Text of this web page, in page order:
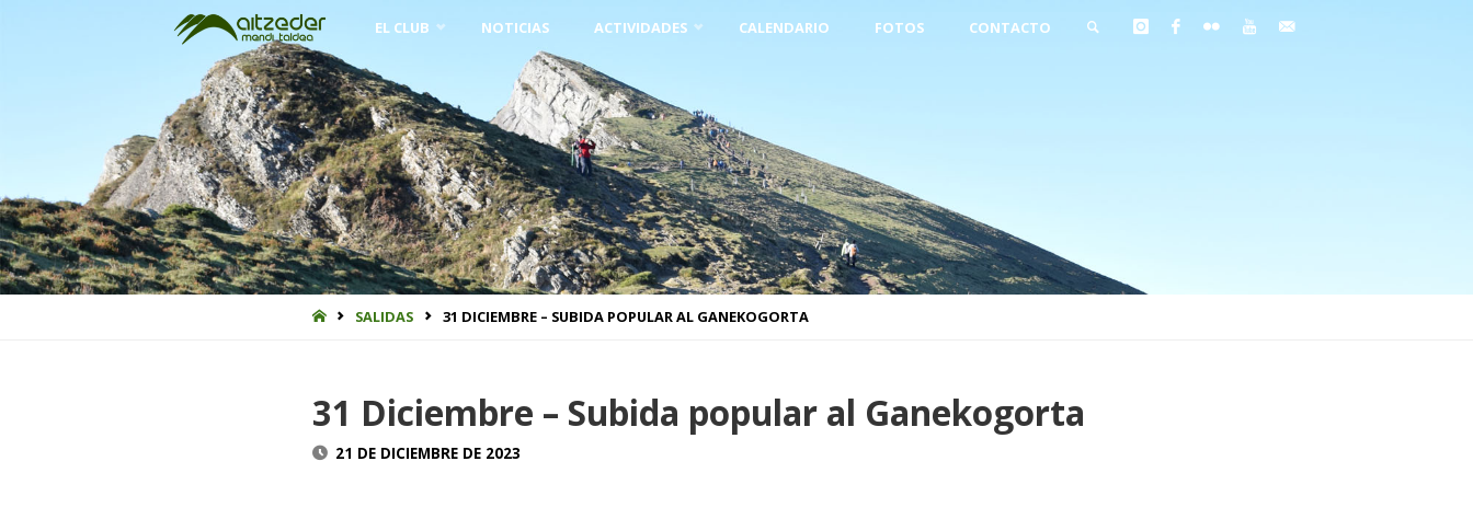
Saltar
al
contenido
EL CLUB NOTICIAS ACTIVIDADES CALENDARIO FOTOS CONTACTO
INICIOSALIDAS 31 DICIEMBRE – SUBIDA POPULAR AL GANEKOGORTA
31 Diciembre – Subida popular al Ganekogorta
21 DE DICIEMBRE DE 2023